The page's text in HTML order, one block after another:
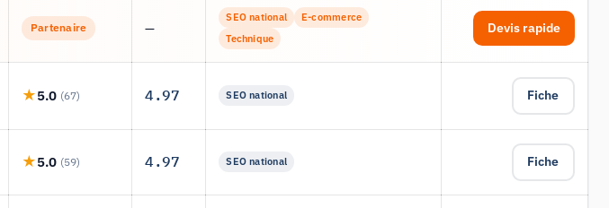
Partenaire —
SEO national
E-commerce
Technique
Devis rapide
5.0 (67) 4.97 SEO national Fiche
5.0 (59) 4.97 SEO national Fiche